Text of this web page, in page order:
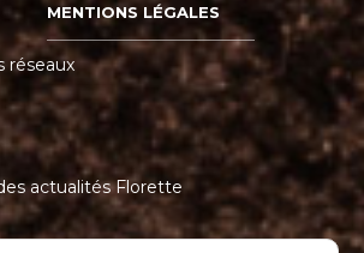
MENTIONS LÉGALES
réseaux
actualités Florette